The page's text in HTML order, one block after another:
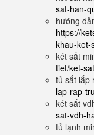
sat-han-
hướng
https://
khau-ket-
két sắt
tiet/ket-
tủ sắt lắp
lap-rap-
két sắt
sat-vdh-
tủ lạnh